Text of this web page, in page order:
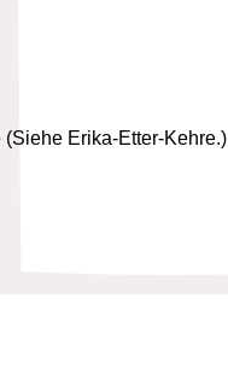
Erika-Etter-Kehre.)